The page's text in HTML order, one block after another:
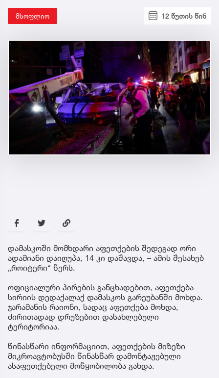
მსოფლიო 12 წუთის წინ
დამასკოში მომხდარი აფეთქების შედეგად ორი
ადამიანი დაიღუპა, 14 კი დაშავდა, – ამის შესახებ
„როიტერი“ წერს.
ოფიციალური პირების განცხადებით, აფეთქება
სირიის დედაქალაქ დამასკოს გარეუბანში მოხდა.
ჯარამანის რაიონი, სადაც აფეთქება მოხდა,
ძირითადად დრუზებით დასახლებული
ტერიტორიაა.
წინასწარი ინფორმაციით, აფეთქების მიზეზი
მიკროავტობუსში წინასწარ დამონტაჟებული
ასაფეთქებელი მოწყობილობა გახდა.